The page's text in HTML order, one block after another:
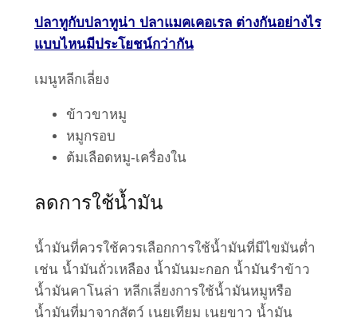
ปลาทูกับปลาทูน่า ปลาแมคเคอเรล ต่างกันอย่างไร
แบบไหนมีประโยชน์กว่ากัน
เมนูหลีกเลี่ยง
ข้าวขาหมู
หมูกรอบ
ต้มเลือดหมู-เครื่องใน
ลดการใช้น้ำมัน
น้ำมันที่ควรใช้ควรเลือกการใช้น้ำมันที่มีไขมันต่ำ
เช่น น้ำมันถั่วเหลือง น้ำมันมะกอก น้ำมันรำข้าว
น้ำมันคาโนล่า หลีกเลี่ยงการใช้น้ำมันหมูหรือ
น้ำมันที่มาจากสัตว์ เนยเทียม เนยขาว น้ำมัน